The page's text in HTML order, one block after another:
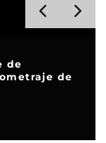
de
de